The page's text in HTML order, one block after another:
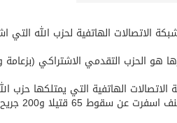
الطاقة
الاتصالات الهاتفية لحزب الله التي
الحزب التقدمي الاشتراكي (بزعامة
الهاتفية التي يمتلكها حزب
تنحية رئيس